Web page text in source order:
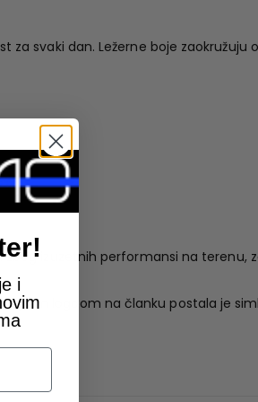
svaki dan. Ležerne boje zaokružuju
zbog izuzetnih performansi na terenu,
logoom na članku postala je
i